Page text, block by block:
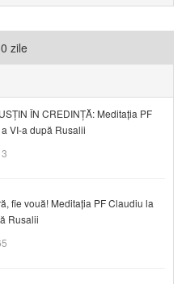
zile
ÎN CREDINȚĂ: Meditația PF
VI-a după Rusalii
fie vouă! Meditația PF Claudiu la
Rusalii